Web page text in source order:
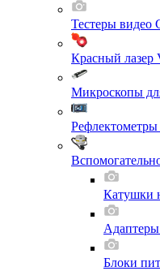
Тестеры видео
Красный лазер
Микроскопы
Катушки
Блоки